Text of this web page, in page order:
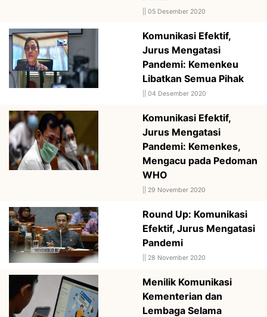
05 Desember 2020
Komunikasi Efektif,
Jurus Mengatasi
Pandemi: Kemenkeu
Libatkan Semua Pihak
04 Desember 2020
Komunikasi Efektif,
Jurus Mengatasi
Pandemi: Kemenkes,
Mengacu pada Pedoman
WHO
29 November 2020
Round Up: Komunikasi
Efektif, Jurus Mengatasi
Pandemi
28 November 2020
Menilik Komunikasi
Kementerian dan
Lembaga Selama